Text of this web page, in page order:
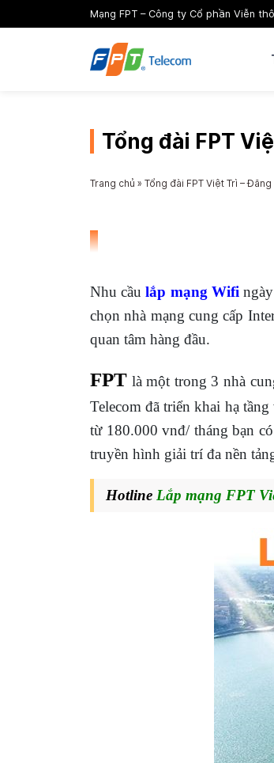
Mạng FPT – Công ty Cổ phần Viễn
Tổng đài FPT
Trang chủ » Tổng đài FPT Việt Trì –
Nhu cầulắp mạng Wifi
chọn nhà mạng cung cấp
quan tâm hàng đầu.
FPT là một trong 3 nhà
Telecom đã triển khai hạ
từ 180.000 vnđ/ tháng bạn
truyền hình giải trí đa nền
Hotline Lắp mạng FPT